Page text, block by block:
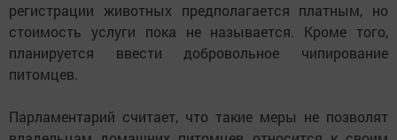
регистрации животных предполагается платным, но
стоимость услуги пока не называется. Кроме того,
планируется ввести добровольное чипирование
питомцев.
Парламентарий считает, что такие меры не позволят